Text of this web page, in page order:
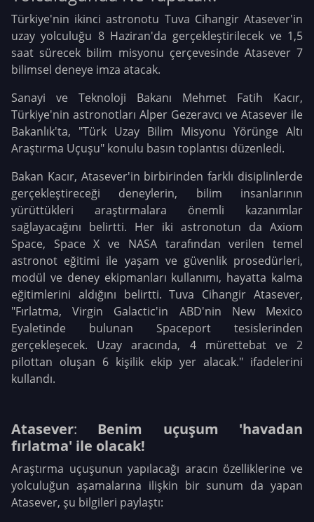
Türkiye'nin ikinci astronotu Tuva Cihangir Atasever'in
uzay yolculuğu 8 Haziran'da gerçekleştirilecek ve 1,5
saat sürecek bilim misyonu çerçevesinde Atasever 7
bilimsel deneye imza atacak.
Sanayi ve Teknoloji Bakanı Mehmet Fatih Kacır,
Türkiye'nin astronotları Alper Gezeravcı ve Atasever ile
Bakanlık'ta, "Türk Uzay Bilim Misyonu Yörünge Altı
Araştırma Uçuşu" konulu basın toplantısı düzenledi.
Bakan Kacır, Atasever'in birbirinden farklı disiplinlerde
gerçekleştireceği deneylerin, bilim insanlarının
yürüttükleri araştırmalara önemli kazanımlar
sağlayacağını belirtti. Her iki astronotun da Axiom
Space, Space X ve NASA tarafından verilen temel
astronot eğitimi ile yaşam ve güvenlik prosedürleri,
modül ve deney ekipmanları kullanımı, hayatta kalma
eğitimlerini aldığını belirtti. Tuva Cihangir Atasever,
"Fırlatma, Virgin Galactic'in ABD'nin New Mexico
Eyaletinde bulunan Spaceport tesislerinden
gerçekleşecek. Uzay aracında, 4 mürettebat ve 2
pilottan oluşan 6 kişilik ekip yer alacak." ifadelerini
kullandı.
Atasever: Benim uçuşum 'havadan
fırlatma' ile olacak!
Araştırma uçuşunun yapılacağı aracın özelliklerine ve
yolculuğun aşamalarına ilişkin bir sunum da yapan
Atasever, şu bilgileri paylaştı: